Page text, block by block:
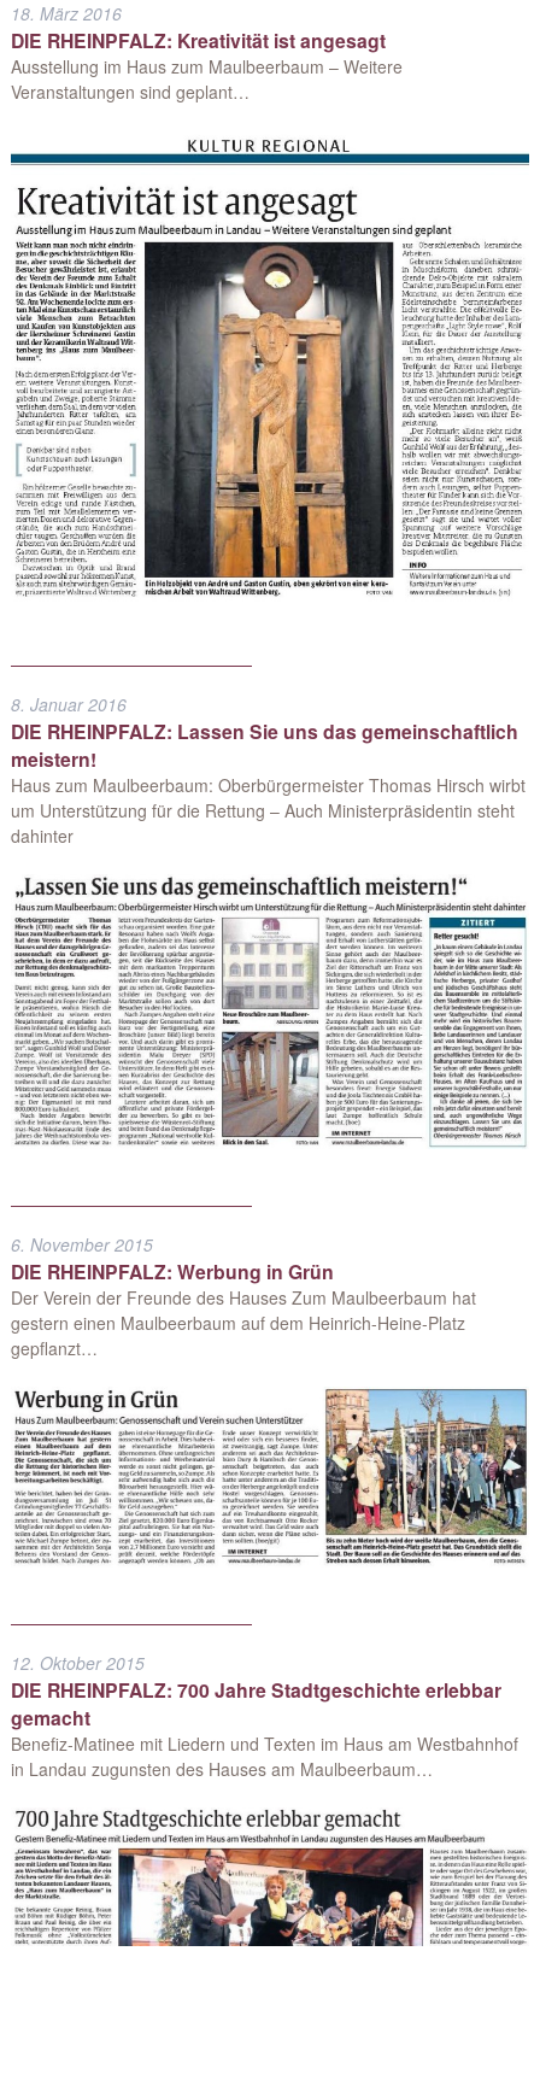
18. März 2016
DIE RHEINPFALZ: Kreativität ist angesagt
Ausstellung im Haus zum Maulbeerbaum – Weitere
Veranstaltungen sind geplant…
8. Januar 2016
DIE RHEINPFALZ: Lassen Sie uns das gemeinschaftlich
meistern!
Haus zum Maulbeerbaum: Oberbürgermeister Thomas Hirsch wirbt
um Unterstützung für die Rettung – Auch Ministerpräsidentin steht
dahinter
6. November 2015
DIE RHEINPFALZ: Werbung in Grün
Der Verein der Freunde des Hauses Zum Maulbeerbaum hat
gestern einen Maulbeerbaum auf dem Heinrich-Heine-Platz
gepflanzt…
12. Oktober 2015
DIE RHEINPFALZ: 700 Jahre Stadtgeschichte erlebbar
gemacht
Benefiz-Matinee mit Liedern und Texten im Haus am Westbahnhof
in Landau zugunsten des Hauses am Maulbeerbaum…